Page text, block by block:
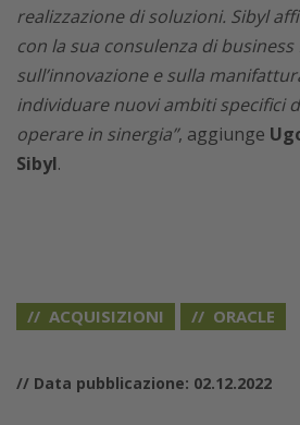
realizzazione di soluzioni. Sibyl
con la sua consulenza di business
sull’innovazione e sulla
individuare nuovi ambiti specifici
operare in sinergia”, aggiunge
Sibyl.
ACQUISIZIONI ORACLE
// Data pubblicazione: 02.12.2022